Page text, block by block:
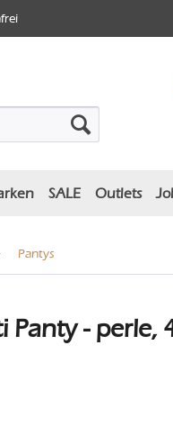
SALE Outlets
Pantys
Panty - perle,